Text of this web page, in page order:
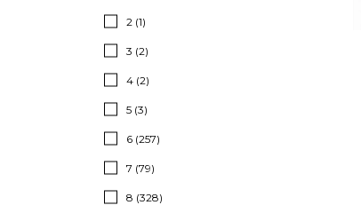
2 (1)
3 (2)
4 (2)
5 (3)
6 (257)
7 (79)
8 (328)